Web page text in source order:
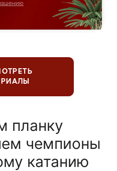
планку
чемпионы
катанию